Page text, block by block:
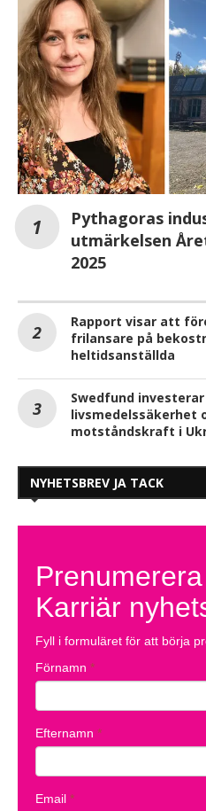
Pythagoras
utmärkelsen
2025
Rapport visar att
frilansare på
heltidsanställda
Swedfund
livsmedelssäkerhet
motståndskraft i
NYHETSBREV JA TACK